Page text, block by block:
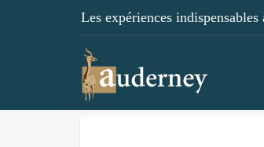
Les expériences